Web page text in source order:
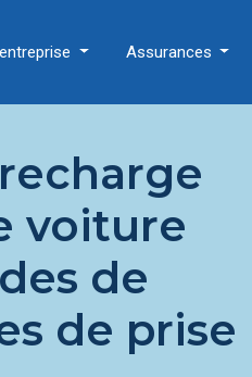
Assurances
voiture
de
de prise